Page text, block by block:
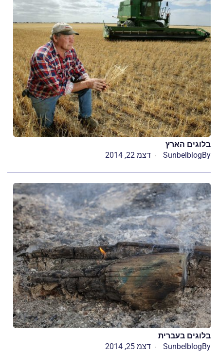
בלוגים הארץ
By
Sunbelblog דצמ 22, 2014
בלוגים בעברית
By
Sunbelblog דצמ 25, 2014